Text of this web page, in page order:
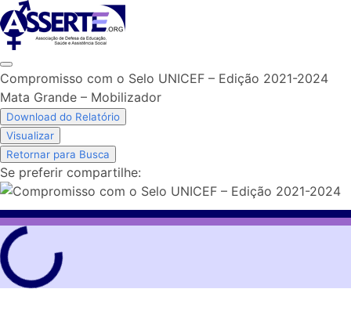
Skip
to
content
Compromisso com o Selo UNICEF – Edição 2021-2024
Mata Grande – Mobilizador
Download do Relatório
Visualizar
Retornar para Busca
Se preferir compartilhe: